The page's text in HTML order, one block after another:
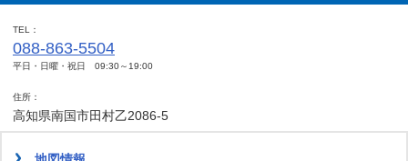
には、ご登録頂いたメールアドレスを無効とみなし、配信を停
止、ないしは、ご登録の取消しを行う場合があります。当店は
たことによって本会員のもとで発生した損害についてはその責
任を負わないものとします。
TEL
088-863-5504
平日・日曜・祝日 09:30～19:00
住所
高知県南国市田村乙2086-5